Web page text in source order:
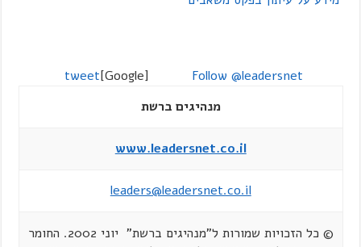
tweet[Google]
Follow @leadersnet
מנהיגים ברשת
www.leadersnet.co.il
leaders@leadersnet.co.il
© כל הזכויות שמורות ל"מנהיגים ברשת" יוני 2002. החומר